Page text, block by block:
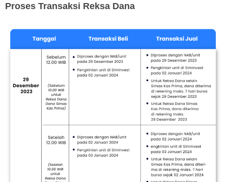
Proses Transaksi Reksa Dana